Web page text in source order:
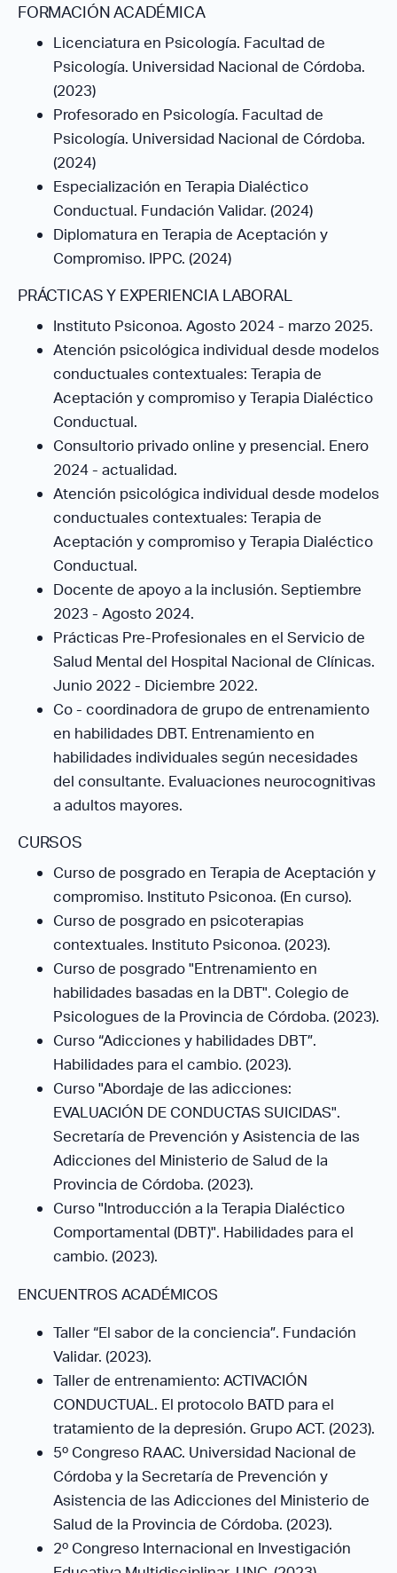
FORMACIÓN ACADÉMICA
Licenciatura en Psicología. Facultad de
Psicología. Universidad Nacional de Córdoba.
(2023)
Profesorado en Psicología. Facultad de
Psicología. Universidad Nacional de Córdoba.
(2024)
Especialización en Terapia Dialéctico
Conductual. Fundación Validar. (2024)
Diplomatura en Terapia de Aceptación y
Compromiso. IPPC. (2024)
PRÁCTICAS Y EXPERIENCIA LABORAL
Instituto Psiconoa. Agosto 2024 - marzo 2025.
Atención psicológica individual desde modelos
conductuales contextuales: Terapia de
Aceptación y compromiso y Terapia Dialéctico
Conductual.
Consultorio privado online y presencial. Enero
2024 - actualidad.
Atención psicológica individual desde modelos
conductuales contextuales: Terapia de
Aceptación y compromiso y Terapia Dialéctico
Conductual.
Docente de apoyo a la inclusión. Septiembre
2023 - Agosto 2024.
Prácticas Pre-Profesionales en el Servicio de
Salud Mental del Hospital Nacional de Clínicas.
Junio 2022 - Diciembre 2022.
Co - coordinadora de grupo de entrenamiento
en habilidades DBT. Entrenamiento en
habilidades individuales según necesidades
del consultante. Evaluaciones neurocognitivas
a adultos mayores.
CURSOS
Curso de posgrado en Terapia de Aceptación y
compromiso. Instituto Psiconoa. (En curso).
Curso de posgrado en psicoterapias
contextuales. Instituto Psiconoa. (2023).
Curso de posgrado "Entrenamiento en
habilidades basadas en la DBT". Colegio de
Psicologues de la Provincia de Córdoba. (2023).
Curso “Adicciones y habilidades DBT”.
Habilidades para el cambio. (2023).
Curso "Abordaje de las adicciones:
EVALUACIÓN DE CONDUCTAS SUICIDAS".
Secretaría de Prevención y Asistencia de las
Adicciones del Ministerio de Salud de la
Provincia de Córdoba. (2023).
Curso "Introducción a la Terapia Dialéctico
Comportamental (DBT)". Habilidades para el
cambio. (2023).
ENCUENTROS ACADÉMICOS
Taller “El sabor de la conciencia”. Fundación
Validar. (2023).
Taller de entrenamiento: ACTIVACIÓN
CONDUCTUAL. El protocolo BATD para el
tratamiento de la depresión. Grupo ACT. (2023).
5º Congreso RAAC. Universidad Nacional de
Córdoba y la Secretaría de Prevención y
Asistencia de las Adicciones del Ministerio de
Salud de la Provincia de Córdoba. (2023).
2º Congreso Internacional en Investigación